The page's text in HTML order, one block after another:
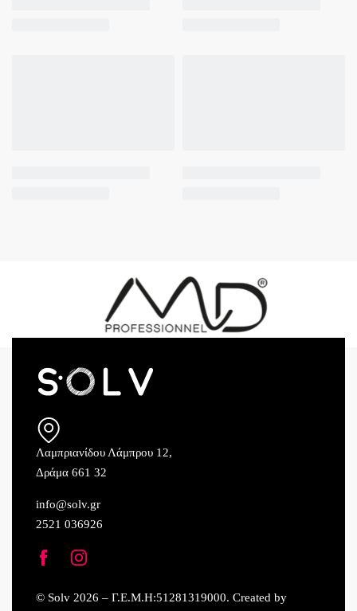
Λαμπριανίδου Λάμπρου 12,
Δράμα 661 32
info@solv.gr
2521 036926
© Solv 2026 – Γ.E.M.Η:51281319000. Created by